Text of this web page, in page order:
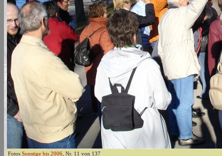
Fotos Sonstige bis 2006 , Nr. 11 von 137